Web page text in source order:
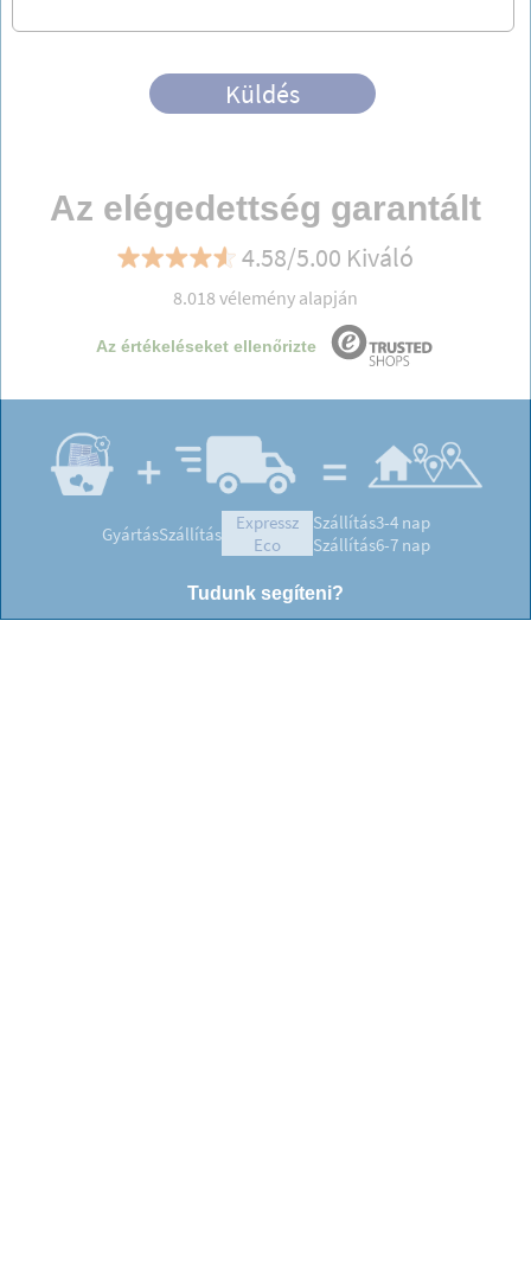
Küldés
Az elégedettség garantált
4.58/5.00 Kiváló
8.018 vélemény alapján
Az értékeléseket ellenőrizte
GyártásSzállítás
expressz
eco
Szállítás3-4 nap
Szállítás6-7 nap
Tudunk segíteni?